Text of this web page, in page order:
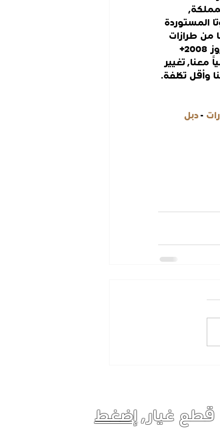
المستوردة
من طرازات
تويوتا, إصلاح قير الكامري ال2018+ لم يعد بتلك الصعوبة, تغيير قير لاندكروز 2008+
معنا, تغيير
وأقل تكلفة.
- دبل
قطع غيار,إضغط